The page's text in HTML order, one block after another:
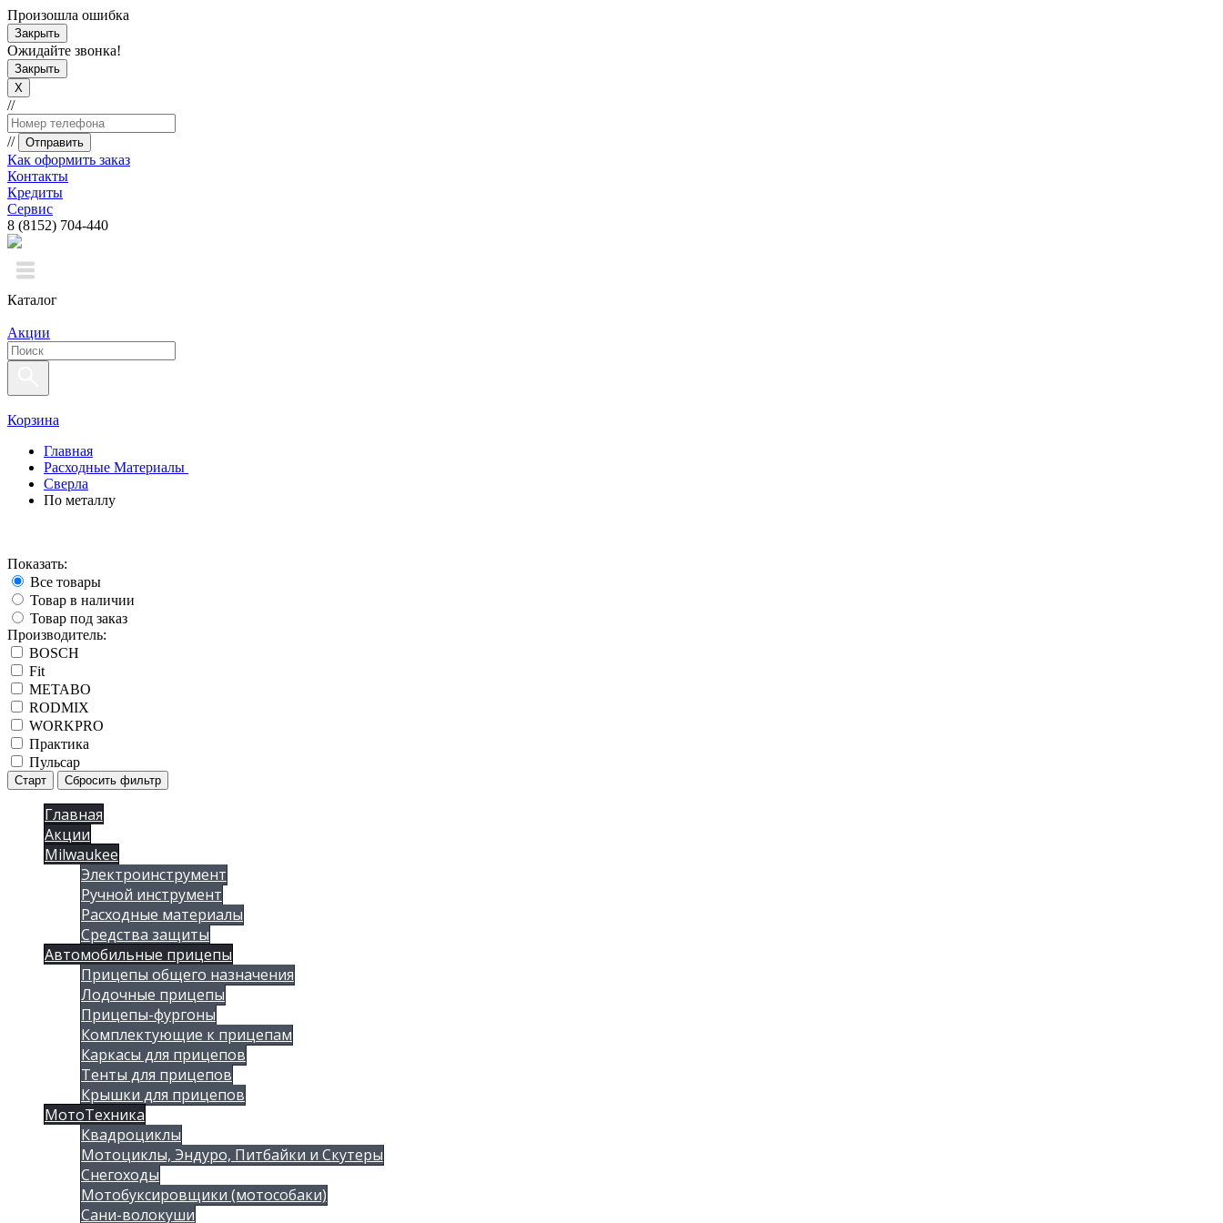
Произошла ошибка
Закрыть
Ожидайте звонка!
Закрыть
X
//
// Отправить
Как оформить заказ
Контакты
Кредиты
Сервис
8 (8152) 704-440
Каталог
Акции
Корзина
Главная
Расходные Материалы
Сверла
По металлу
Показать:
Все товары
Товар в наличии
Товар под заказ
Производитель:
BOSCH
Fit
METABO
RODMIX
WORKPRO
Практика
Пульсар
Старт Сбросить фильтр
Главная
Акции
Milwaukee
Электроинструмент
Ручной инструмент
Расходные материалы
Средства защиты
Автомобильные прицепы
Прицепы общего назначения
Лодочные прицепы
Прицепы-фургоны
Комплектующие к прицепам
Каркасы для прицепов
Тенты для прицепов
Крышки для прицепов
МотоТехника
Квадроциклы
Мотоциклы, Эндуро, Питбайки и Скутеры
Снегоходы
Мотобуксировщики (мотособаки)
Сани-волокуши